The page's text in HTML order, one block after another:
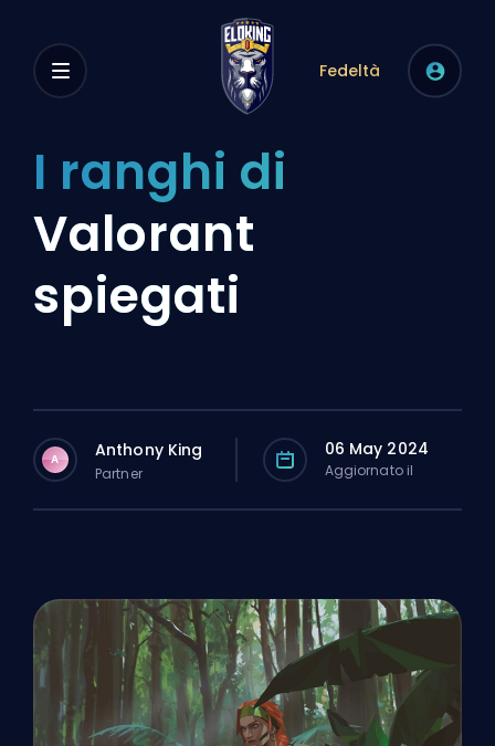
Fedeltà
I ranghi di
Valorant
spiegati
A Anthony King
Partner
06 May 2024
Aggiornato il